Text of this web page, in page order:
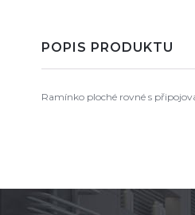
POPIS PRODUKTU
Ramínko ploché rovné s